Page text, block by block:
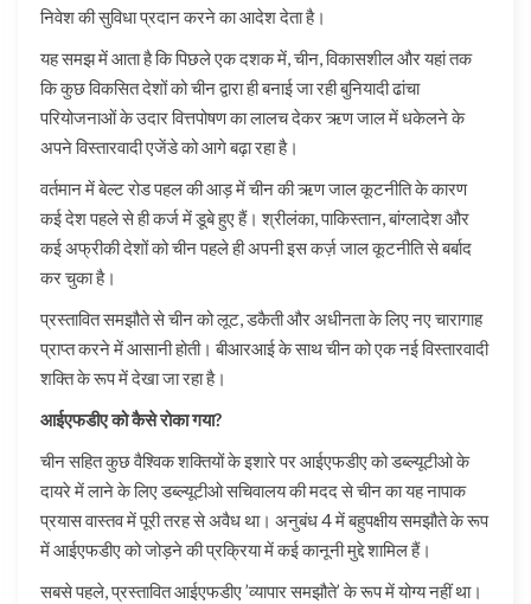
निवेश की सुविधा प्रदान करने का आदेश देता है।
यह समझ में आता है कि पिछले एक दशक में, चीन, विकासशील और यहां तक
कि कुछ विकसित देशों को चीन द्वारा ही बनाई जा रही बुनियादी ढांचा
परियोजनाओं के उदार वित्तपोषण का लालच देकर ऋण जाल में धकेलने के
अपने विस्तारवादी एजेंडे को आगे बढ़ा रहा है।
वर्तमान में बेल्ट रोड पहल की आड़ में चीन की ऋण जाल कूटनीति के कारण
कई देश पहले से ही कर्ज में डूबे हुए हैं। श्रीलंका, पाकिस्तान, बांग्लादेश और
कई अफ्रीकी देशों को चीन पहले ही अपनी इस कर्ज़ जाल कूटनीति से बर्बाद
कर चुका है।
प्रस्तावित समझौते से चीन को लूट, डकैती और अधीनता के लिए नए चारागाह
प्राप्त करने में आसानी होती। बीआरआई के साथ चीन को एक नई विस्तारवादी
शक्ति के रूप में देखा जा रहा है।
आईएफडीए को कैसे रोका गया?
चीन सहित कुछ वैश्विक शक्तियों के इशारे पर आईएफडीए को डब्ल्यूटीओ के
दायरे में लाने के लिए डब्ल्यूटीओ सचिवालय की मदद से चीन का यह नापाक
प्रयास वास्तव में पूरी तरह से अवैध था। अनुबंध 4 में बहुपक्षीय समझौते के रूप
में आईएफडीए को जोड़ने की प्रक्रिया में कई कानूनी मुद्दे शामिल हैं।
सबसे पहले, प्रस्तावित आईएफडीए ’व्यापार समझौते’ के रूप में योग्य नहीं था।